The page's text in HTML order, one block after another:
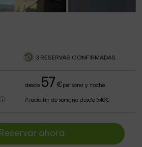
3 RESERVAS CONFIRMADAS
desde 57 €persona y noche
Precio fin de semana desde 340€
Reservar ahora